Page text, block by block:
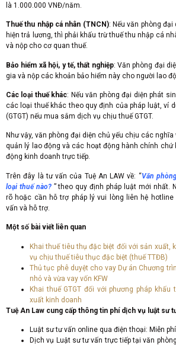
là 1.000.000 VNĐ/năm.
Thuế thu nhập cá nhân (TNCN): Nếu văn phòng
hiện trả lương, thì phải khấu trừ thuế thu nhập cá
và nộp cho cơ quan thuế.
Bảo hiểm xã hội, y tế, thất nghiệp: Văn phòng đại
gia và nộp các khoản bảo hiểm này cho người lao
Các loại thuế khác: Nếu văn phòng đại diện phát
các loại thuế khác theo quy định của pháp luật, ví
(GTGT) nếu mua sắm dịch vụ chịu thuế GTGT.
Như vậy, văn phòng đại diện chủ yếu chịu các
quản lý lao động và các hoạt động hành chính chứ
động kinh doanh trực tiếp.
Trên đây là tư vấn của Tuệ An LAW về: “Văn
loại thuế nào? ” theo quy định pháp luật mới nhất.
rõ hoặc cần hỗ trợ pháp lý vui lòng liên hệ hotline
vấn và hỗ trợ.
Một số bài viết liên quan
Khai thuế tiêu thụ đặc biệt đối với sản xuất,
vụ chịu thuế tiêu thục đặc biệt (thuế TTĐB)
Thủ tục phê duyệt cho vay Dự án Chương
nhỏ và vừa vay vốn KFW
Khai thuế GTGT đối với phương pháp
xuất kinh doanh
Tuệ An Law cung cấp thông tin phí dịch vụ luật sư
Luật sư tư vấn online qua điện thoại: Miễn
Dịch vụ Luật sư tư vấn trực tiếp tại văn